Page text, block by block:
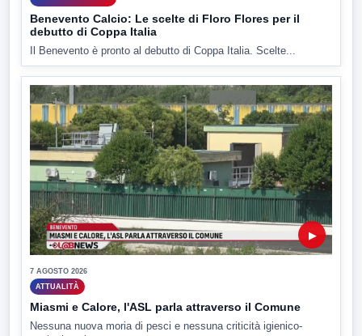
Benevento Calcio: Le scelte di Floro Flores per il
debutto di Coppa Italia
Il Benevento è pronto al debutto di Coppa Italia. Scelte...
▶
7 AGOSTO 2026
ATTUALITÀ
Miasmi e Calore, l'ASL parla attraverso il Comune
Nessuna nuova moria di pesci e nessuna criticità igienico-